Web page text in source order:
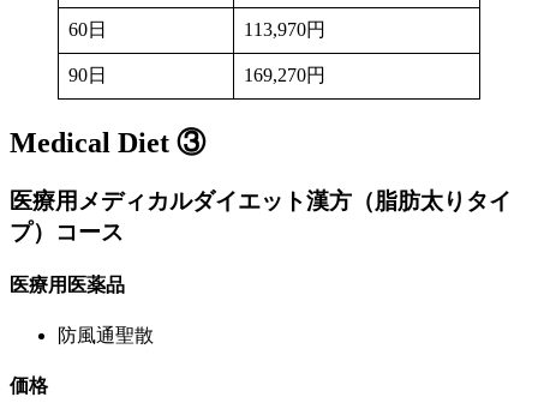
60日 113,970円
90日 169,270円
Medical Diet ③
医療用メディカルダイエット漢方（脂肪太りタイ
プ） コース
医療用医薬品
防風通聖散
価格